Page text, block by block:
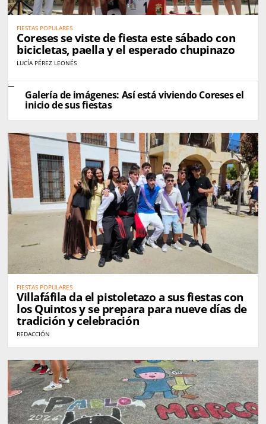
FIESTAS POPULARES
Coreses se viste de fiesta este sábado con
bicicletas, paella y el esperado chupinazo
LUCÍA PÉREZ LEONÉS
Galería de imágenes: Así está viviendo Coreses el
inicio de sus fiestas
FIESTAS POPULARES
Villafáfila da el pistoletazo a sus fiestas con
los Quintos y se prepara para nueve días de
tradición y celebración
REDACCIÓN